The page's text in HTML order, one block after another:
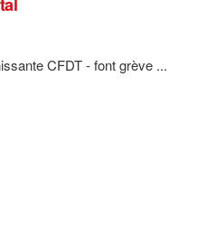
CFDT - font grève ...